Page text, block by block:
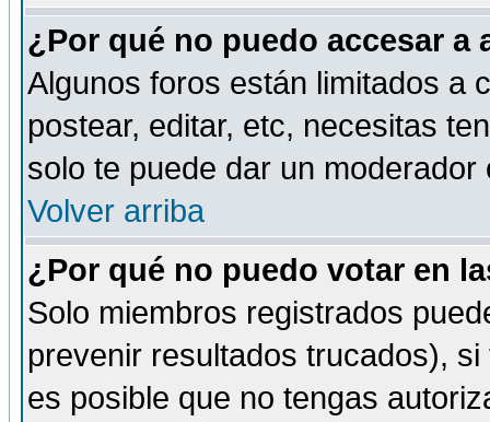
¿Por qué no puedo accesar a
Algunos foros están limitados a
postear, editar, etc, necesitas
solo te puede dar un
Volver arriba
¿Por qué no puedo votar en
Solo miembros registrados
prevenir resultados trucados),
es posible que no tengas